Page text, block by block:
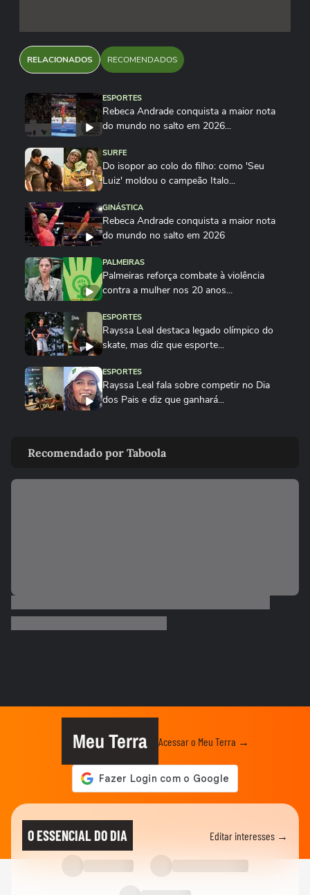
RELACIONADOS RECOMENDADOS
ESPORTES
Rebeca Andrade conquista a maior nota
do mundo no salto em 2026...
SURFE
Do isopor ao colo do filho: como 'Seu
Luiz' moldou o campeão Italo...
GINÁSTICA
Rebeca Andrade conquista a maior nota
do mundo no salto em 2026
PALMEIRAS
Palmeiras reforça combate à violência
contra a mulher nos 20 anos...
ESPORTES
Rayssa Leal destaca legado olímpico do
skate, mas diz que esporte...
ESPORTES
Rayssa Leal fala sobre competir no Dia
dos Pais e diz que ganhará...
retirada de tumor
ESPORTES
classificação do time na Copa do...
Neymar relaxa em iate após polêmica
contra o Remo e ironiza:...
CBF divulga áudio do VAR sobre expulsão
polêmica de Marllon do Remo
Neymar provoca confusão e é chamado
Recomendado por Taboola
Meu Terra Acessar o Meu Terra →
O ESSENCIAL DO DIA Editar interesses →